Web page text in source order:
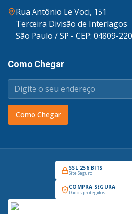
Rua Antônio Le Voci, 151
Terceira Divisão de Interlagos
São Paulo / SP - CEP: 04809-220
Como Chegar
Como Chegar
SSL 256 BITS
Site Seguro
COMPRA SEGURA
Dados protegidos